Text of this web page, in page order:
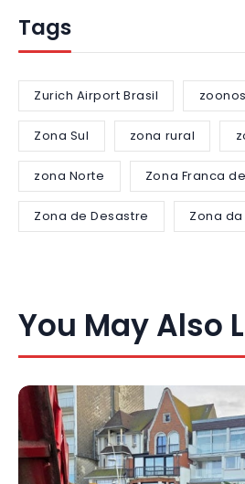
Tags
Zurich Airport Brasil
Zona Sul zona rural
zona Norte Zona Franca
Zona de Desastre Zona da
You May Also